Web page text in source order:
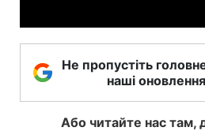
Не пропустіть
наші
Або читайте нас там,